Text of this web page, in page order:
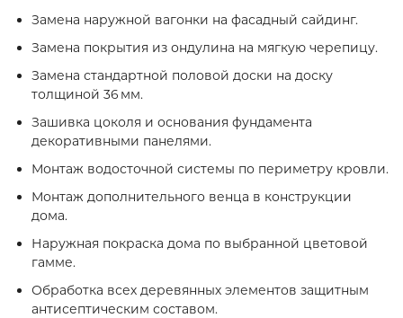
Замена наружной вагонки на фасадный сайдинг.
Замена покрытия из ондулина на мягкую черепицу.
Замена стандартной половой доски на доску
толщиной 36 мм.
Зашивка цоколя и основания фундамента
декоративными панелями.
Монтаж водосточной системы по периметру кровли.
Монтаж дополнительного венца в конструкции
дома.
Наружная покраска дома по выбранной цветовой
гамме.
Обработка всех деревянных элементов защитным
антисептическим составом.